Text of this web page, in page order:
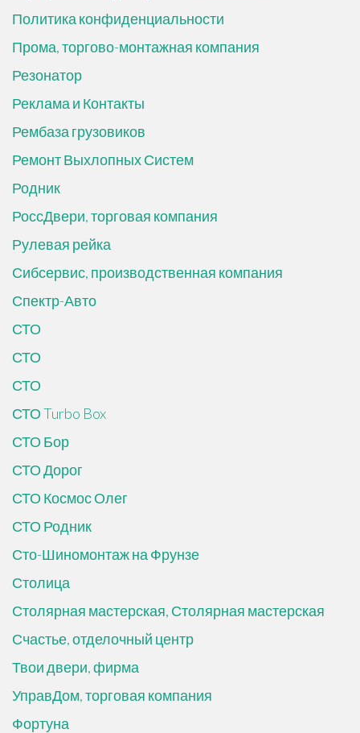
Политика конфиденциальности
Прома, торгово-монтажная компания
Резонатор
Реклама и Контакты
Рембаза грузовиков
Ремонт Выхлопных Систем
Родник
РоссДвери, торговая компания
Рулевая рейка
Сибсервис, производственная компания
Спектр-Авто
СТО
СТО
СТО
СТО Turbo Box
СТО Бор
СТО Дорог
СТО Космос Олег
СТО Родник
Сто-Шиномонтаж на Фрунзе
Столица
Столярная мастерская, Столярная мастерская
Счастье, отделочный центр
Твои двери, фирма
УправДом, торговая компания
Фортуна